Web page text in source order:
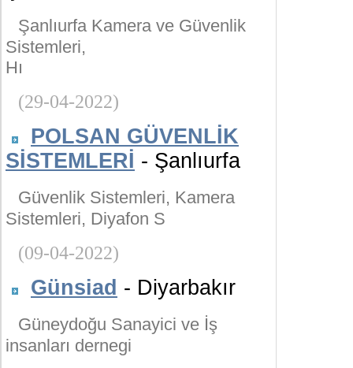
Şanlıurfa Kamera ve Güvenlik
Sistemleri,
Hı
(29-04-2022)
POLSAN GÜVENLİK
SİSTEMLERİ - Şanlıurfa
Güvenlik Sistemleri, Kamera
Sistemleri, Diyafon S
(09-04-2022)
Günsiad - Diyarbakır
Güneydoğu Sanayici ve İş
insanları dernegi